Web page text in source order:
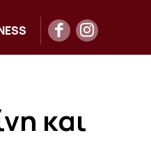
και